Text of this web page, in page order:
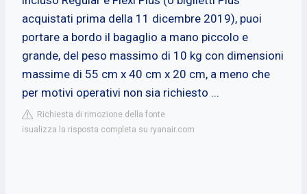
acquistati prima della 11 dicembre 2019), puoi
portare a bordo il bagaglio a mano piccolo e
grande, del peso massimo di 10 kg con dimensioni
massime di 55 cm x 40 cm x 20 cm, a meno che
per motivi operativi non sia richiesto ...
Richiesta di rimozione della fonte
isualizza la risposta completa su ryanair.com